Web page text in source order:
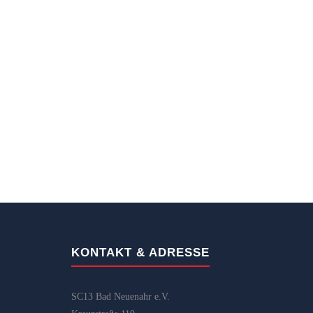
KONTAKT & ADRESSE
SC13 Bad Neuenahr e.V.